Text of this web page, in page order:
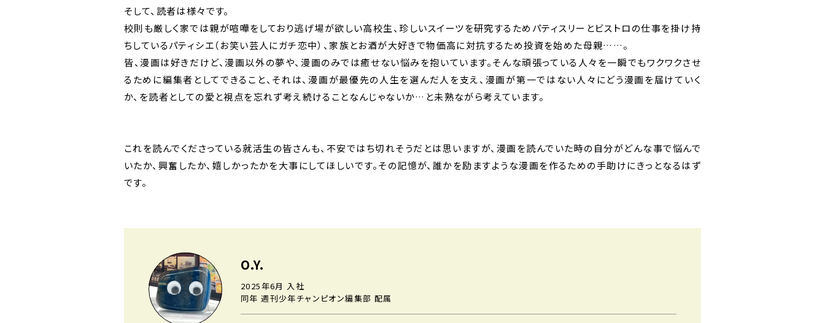
そして、読者は様々です。
校則も厳しく家では親が喧嘩をしており逃げ場が欲しい高校生、珍しいスイーツを研究するためパティスリーとビストロの仕事を掛け持
ちしているパティシエ（お笑い芸人にガチ恋中）、家族とお酒が大好きで物価高に対抗するため投資を始めた母親……。
皆、漫画は好きだけど、漫画以外の夢や、漫画のみでは癒せない悩みを抱いています。そんな頑張っている人々を一瞬でもワクワクさせ
るために編集者としてできること、それは、漫画が最優先の人生を選んだ人を支え、漫画が第一ではない人々にどう漫画を届けていく
か、を読者としての愛と視点を忘れず考え続けることなんじゃないか…と未熟ながら考えています。
これを読んでくださっている就活生の皆さんも、不安ではち切れそうだとは思いますが、漫画を読んでいた時の自分がどんな事で悩んで
いたか、興奮したか、嬉しかったかを大事にしてほしいです。その記憶が、誰かを励ますような漫画を作るための手助けにきっとなるはず
です。
O.Y.
2025年6月 入社
同年 週刊少年チャンピオン編集部 配属